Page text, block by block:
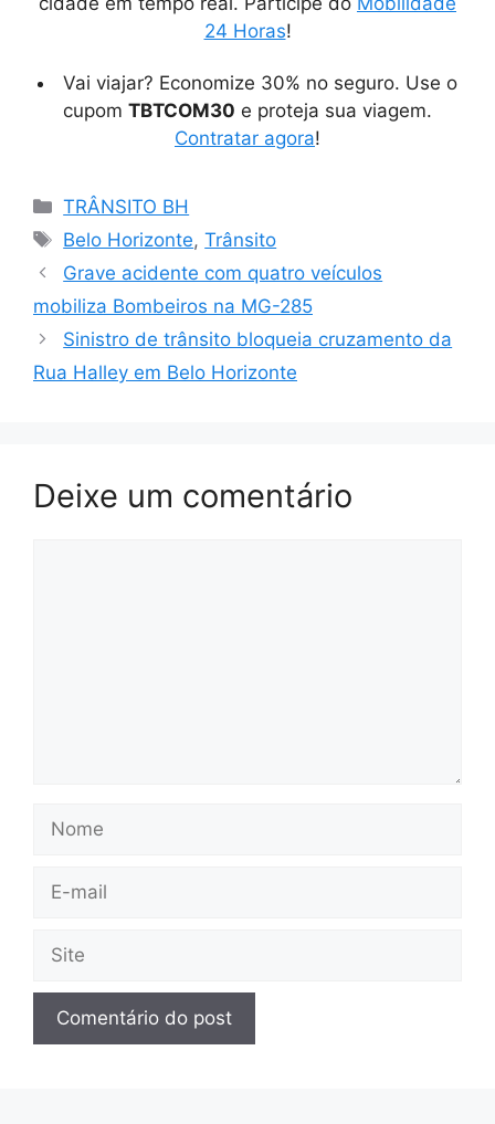
24 Horas!
Vai viajar? Economize 30% no seguro. Use o
cupom TBTCOM30 e proteja sua viagem.
Contratar agora!
Categorias
TRÂNSITO BH
Tags
Belo Horizonte,Trânsito
Grave acidente com quatro veículos
mobiliza Bombeiros na MG-285
Sinistro de trânsito bloqueia cruzamento da
Rua Halley em Belo Horizonte
Deixe um comentário
mail